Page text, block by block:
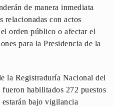
de manera inmediata
relacionadas con actos
orden público o afectar el
para la Presidencia de la
la Registraduría Nacional del
habilitados 272 puestos
bajo vigilancia